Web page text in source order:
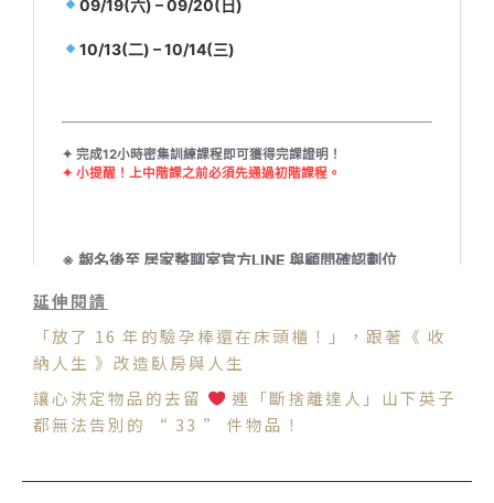
延伸閱讀
「放了 16 年的驗孕棒還在床頭櫃！」，跟著《 收
納人生 》改造臥房與人生
讓心決定物品的去留
連「斷捨離達人」山下英子
都無法告別的 “ 33 ” 件物品！